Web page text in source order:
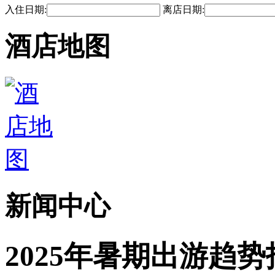
入住日期: 离店日期:
酒店地图
新闻中心
2025年暑期出游趋